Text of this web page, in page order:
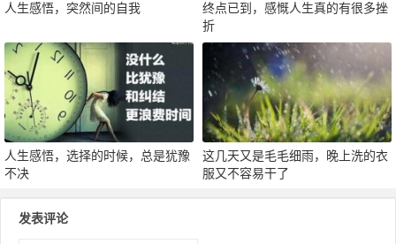
人生感悟，突然间的自我
终点已到，感慨人生真的有很多挫
折
人生感悟，选择的时候，总是犹豫
不决
这几天又是毛毛细雨，晚上洗的衣
服又不容易干了
发表评论